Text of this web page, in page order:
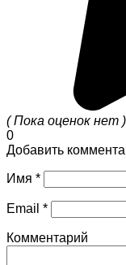
( Пока оценок нет )
0
Добавить
Имя *
Email *
Комментарий